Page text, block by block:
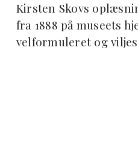
Kirsten Skovs
fra 1888 på museets
velformuleret og